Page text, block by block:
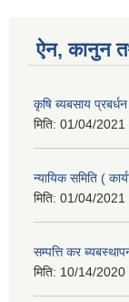
ऐन, कानुन
कृषि ब्यबसाय
मिति: 01/04/2021
न्यायिक समिति (
मिति: 01/04/2021
सम्पत्ति कर
मिति: 10/14/2020